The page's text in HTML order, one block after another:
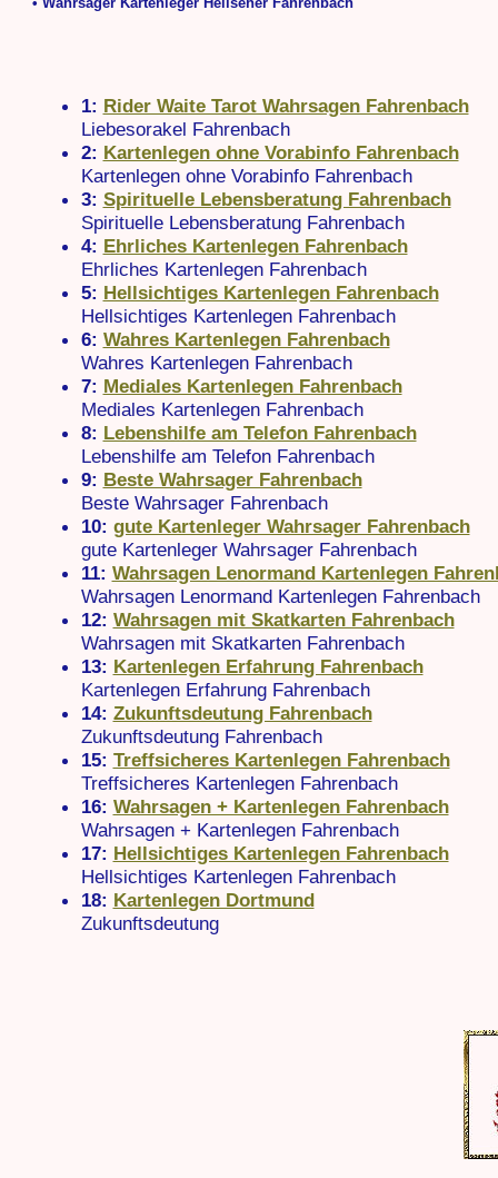
1: Rider Waite Tarot Wahrsagen Fahrenbach
Liebesorakel Fahrenbach
2: Kartenlegen ohne Vorabinfo Fahrenbach
Kartenlegen ohne Vorabinfo Fahrenbach
3: Spirituelle Lebensberatung Fahrenbach
Spirituelle Lebensberatung Fahrenbach
4: Ehrliches Kartenlegen Fahrenbach
Ehrliches Kartenlegen Fahrenbach
5: Hellsichtiges Kartenlegen Fahrenbach
Hellsichtiges Kartenlegen Fahrenbach
6: Wahres Kartenlegen Fahrenbach
Wahres Kartenlegen Fahrenbach
7: Mediales Kartenlegen Fahrenbach
Mediales Kartenlegen Fahrenbach
8: Lebenshilfe am Telefon Fahrenbach
Lebenshilfe am Telefon Fahrenbach
9: Beste Wahrsager Fahrenbach
Beste Wahrsager Fahrenbach
10: gute Kartenleger Wahrsager Fahrenbach
gute Kartenleger Wahrsager Fahrenbach
11: Wahrsagen Lenormand Kartenlegen
Wahrsagen Lenormand Kartenlegen Fahrenbach
12: Wahrsagen mit Skatkarten Fahrenbach
Wahrsagen mit Skatkarten Fahrenbach
13: Kartenlegen Erfahrung Fahrenbach
Kartenlegen Erfahrung Fahrenbach
14: Zukunftsdeutung Fahrenbach
Zukunftsdeutung Fahrenbach
15: Treffsicheres Kartenlegen Fahrenbach
Treffsicheres Kartenlegen Fahrenbach
16: Wahrsagen + Kartenlegen Fahrenbach
Wahrsagen + Kartenlegen Fahrenbach
17: Hellsichtiges Kartenlegen Fahrenbach
Hellsichtiges Kartenlegen Fahrenbach
18: Kartenlegen Dortmund
Zukunftsdeutung